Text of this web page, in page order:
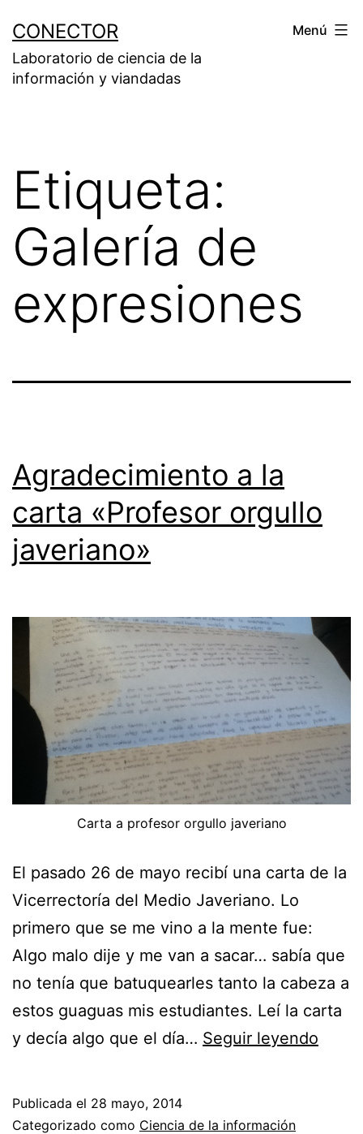
contenido
CONECTOR
Laboratorio de ciencia de la
información y viandadas
Menú
Etiqueta:
Galería de
expresiones
Agradecimiento a la
carta «Profesor orgullo
javeriano»
Carta a profesor orgullo javeriano
El pasado 26 de mayo recibí una carta de la
Vicerrectoría del Medio Javeriano. Lo
primero que se me vino a la mente fue:
Algo malo dije y me van a sacar… sabía que
no tenía que batuquearles tanto la cabeza a
estos guaguas mis estudiantes. Leí la carta
y decía algo que el día… Seguir leyendo
Publicada el 28 mayo, 2014
Categorizado como Ciencia de la información